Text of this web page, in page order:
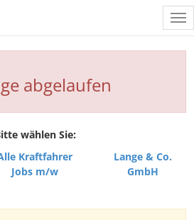
abgelaufen
wählen Sie:
Kraftfahrer
Jobs m/w
Lange & Co.
GmbH